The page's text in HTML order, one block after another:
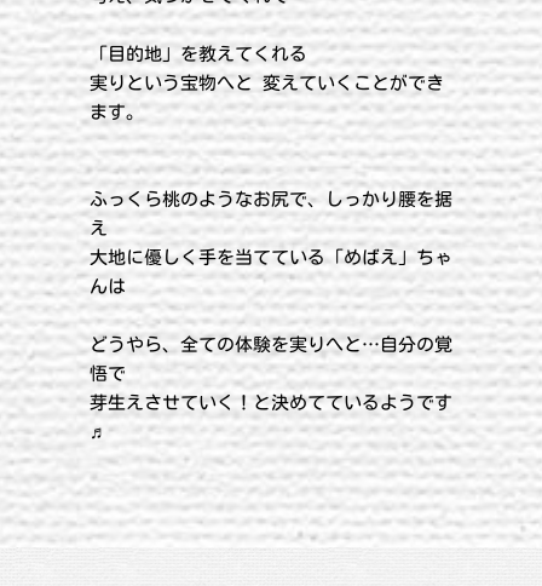
「目的地」を教えてくれる
実りという宝物へと 変えていくことができ
ます。
ふっくら桃のようなお尻で、しっかり腰を据
え
大地に優しく手を当てている「めばえ」ちゃ
んは
どうやら、全ての体験を実りへと…自分の覚
悟で
芽生えさせていく！と決めてているようです
♬